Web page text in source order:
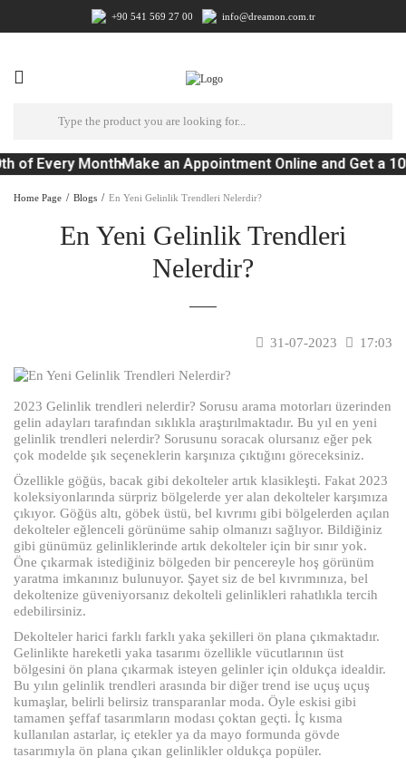
+90 541 569 27 00 info@dreamon.com.tr
of Every MonthMake an Appointment Online and Get a
Home Page Blogs En Yeni Gelinlik Trendleri Nelerdir?
En Yeni Gelinlik Trendleri
Nelerdir?
31-07-2023 17:03
2023 Gelinlik trendleri nelerdir? Sorusu arama motorları üzerinden
gelin adayları tarafından sıklıkla araştırılmaktadır. Bu yıl en yeni
gelinlik trendleri nelerdir? Sorusunu soracak olursanız eğer pek
çok modelde şık seçeneklerin karşınıza çıktığını göreceksiniz.
Özellikle göğüs, bacak gibi dekolteler artık klasikleşti. Fakat 2023
koleksiyonlarında sürpriz bölgelerde yer alan dekolteler karşımıza
çıkıyor. Göğüs altı, göbek üstü, bel kıvrımı gibi bölgelerden açılan
dekolteler eğlenceli görünüme sahip olmanızı sağlıyor. Bildiğiniz
gibi günümüz gelinliklerinde artık dekolteler için bir sınır yok.
Öne çıkarmak istediğiniz bölgeden bir pencereyle hoş görünüm
yaratma imkanınız bulunuyor. Şayet siz de bel kıvrımınıza, bel
dekoltenize güveniyorsanız dekolteli gelinlikleri rahatlıkla tercih
edebilirsiniz.
Dekolteler harici farklı farklı yaka şekilleri ön plana çıkmaktadır.
Gelinlikte hareketli yaka tasarımı özellikle vücutlarının üst
bölgesini ön plana çıkarmak isteyen gelinler için oldukça idealdir.
Bu yılın gelinlik trendleri arasında bir diğer trend ise uçuş uçuş
kumaşlar, belirli belirsiz transparanlar moda. Öyle eskisi gibi
tamamen şeffaf tasarımların modası çoktan geçti. İç kısma
kullanılan astarlar, iç etekler ya da mayo formunda gövde
tasarımıyla ön plana çıkan gelinlikler oldukça popüler.